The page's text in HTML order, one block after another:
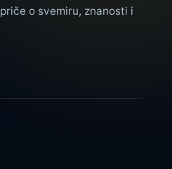
o svemiru, znanosti i